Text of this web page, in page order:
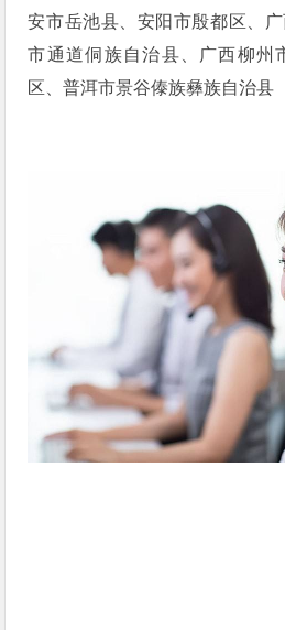
安市岳池县、安阳市殷都区、
市通道侗族自治县、广西柳州
区、普洱市景谷傣族彝族自治县